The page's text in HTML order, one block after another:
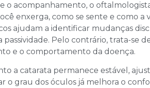
o acompanhamento, o
enxerga, como se sente e como a
ajudam a identificar mudanças
passividade. Pelo contrário, trata-se
e o comportamento da doença.
a catarata permanece estável,
o grau dos óculos já melhora o